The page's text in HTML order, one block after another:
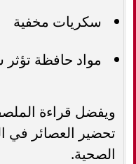
سكريات مخفية
مواد حافظة
ويفضل قراءة
تحضير العصائر في
الصحية.